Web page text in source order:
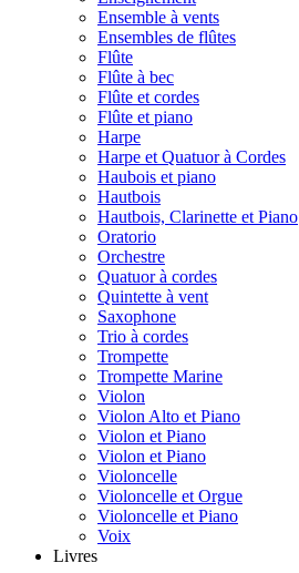
Ensemble à vents
Ensembles de flûtes
Flûte
Flûte à bec
Flûte et cordes
Flûte et piano
Harpe
Harpe et Quatuor à Cordes
Haubois et piano
Hautbois
Hautbois, Clarinette et Piano
Oratorio
Orchestre
Quatuor à cordes
Quintette à vent
Saxophone
Trio à cordes
Trompette
Trompette Marine
Violon
Violon Alto et Piano
Violon et Piano
Violon et Piano
Violoncelle
Violoncelle et Orgue
Violoncelle et Piano
Voix
Livres